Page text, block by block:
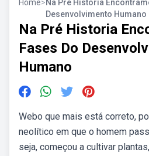
Home>Na Pré Historia
Desenvolvimento Humano
Na Pré Historia
Fases Do
Humano
Webo que mais está correto,
neolítico em que o homem
seja, começou a cultivar